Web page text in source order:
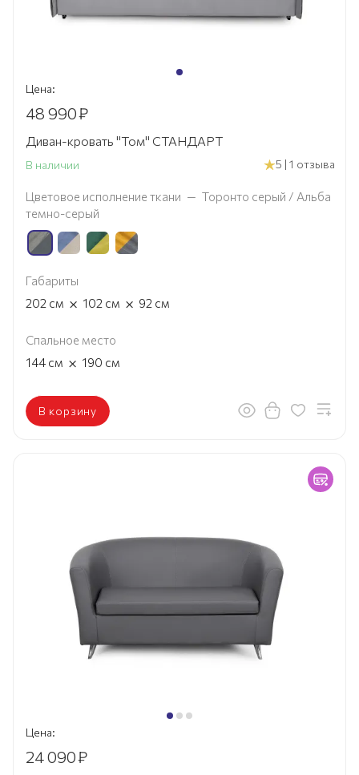
Цена:
48 990₽
Диван-кровать "Том" СТАНДАРТ
В наличии 5 | 1 отзыва
Цветовое исполнение ткани — Торонто серый / Альба
темно-серый
Габариты
202 см × 102 см × 92 см
Спальное место
144 см × 190 см
В корзину
Цена:
24 090₽